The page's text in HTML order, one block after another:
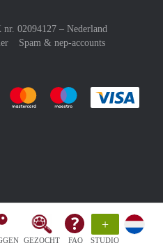
GEZOCHT FAQ
+
STUDIO
02094127 – Nederland
Spam & nep-accounts
Je rekent gemakkelijk af met Paypal
Je rekent gemakkelijk af met
Je rekent